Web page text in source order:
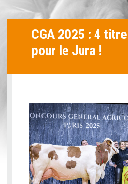
CGA 2025 : 4
pour le Jura !